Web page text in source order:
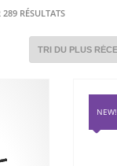
RÉSULTATSTRIÉ
RÉCENT
ANCIEN
NEW!